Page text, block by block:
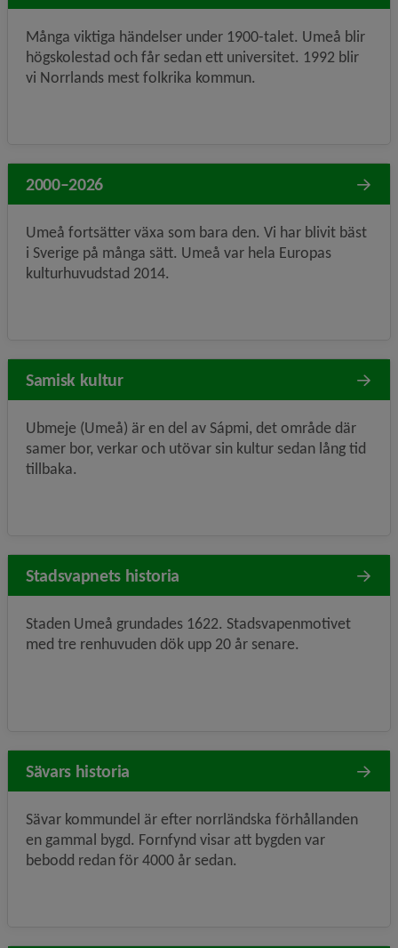
Många viktiga händelser under 1900-talet. Umeå blir
högskolestad och får sedan ett universitet. 1992 blir
vi Norrlands mest folkrika kommun.
2000–2026
Umeå fortsätter växa som bara den. Vi har blivit bäst
i Sverige på många sätt. Umeå var hela Europas
kulturhuvudstad 2014.
Samisk kultur
Ubmeje (Umeå) är en del av Sápmi, det område där
samer bor, verkar och utövar sin kultur sedan lång tid
tillbaka.
Stadsvapnets historia
Staden Umeå grundades 1622. Stadsvapenmotivet
med tre renhuvuden dök upp 20 år senare.
Sävars historia
Sävar kommundel är efter norrländska förhållanden
en gammal bygd. Fornfynd visar att bygden var
bebodd redan för 4000 år sedan.